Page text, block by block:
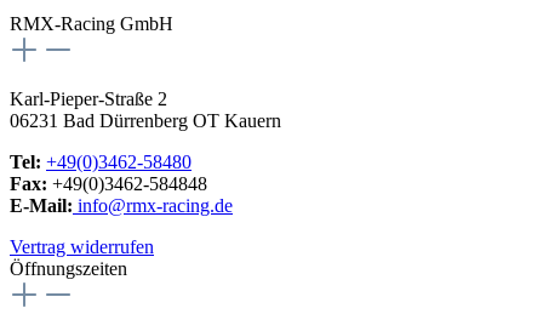
RMX-Racing GmbH
Karl-Pieper-Straße 2
06231 Bad Dürrenberg OT Kauern
Tel: +49(0)3462-58480
Fax: +49(0)3462-584848
E-Mail: info@rmx-racing.de
Vertrag widerrufen
Öffnungszeiten